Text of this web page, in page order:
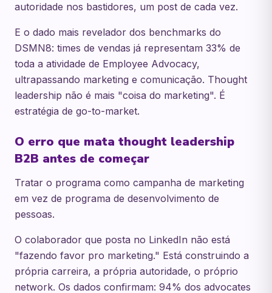
autoridade nos bastidores, um post de cada vez.
E o dado mais revelador dos benchmarks do
DSMN8: times de vendas já representam 33% de
toda a atividade de Employee Advocacy,
ultrapassando marketing e comunicação. Thought
leadership não é mais "coisa do marketing". É
estratégia de go-to-market.
O erro que mata thought leadership
B2B antes de começar
Tratar o programa como campanha de marketing
em vez de programa de desenvolvimento de
pessoas.
O colaborador que posta no LinkedIn não está
"fazendo favor pro marketing." Está construindo a
própria carreira, a própria autoridade, o próprio
network. Os dados confirmam: 94% dos advocates